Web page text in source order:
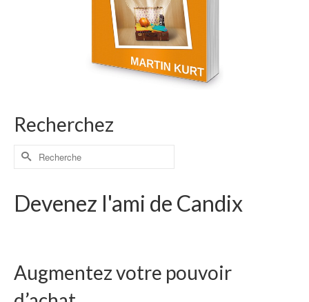
Recherchez
Devenez l'ami de Candix
Augmentez votre pouvoir